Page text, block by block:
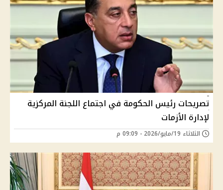
تصريحات رئيس الحكومة في اجتماع اللجنة المركزية
لإدارة الأزمات
الثلاثاء 19/مايو/2026 - 09:09 م